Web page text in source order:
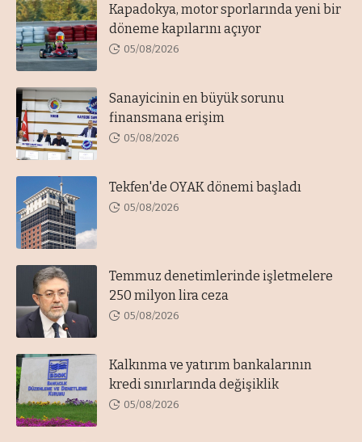
Kapadokya, motor sporlarında yeni bir
döneme kapılarını açıyor
05/08/2026
Sanayicinin en büyük sorunu
finansmana erişim
05/08/2026
Tekfen'de OYAK dönemi başladı
05/08/2026
Temmuz denetimlerinde işletmelere
250 milyon lira ceza
05/08/2026
Kalkınma ve yatırım bankalarının
kredi sınırlarında değişiklik
05/08/2026